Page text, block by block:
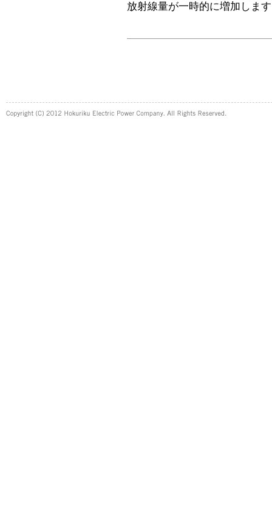
放射線量が一時的に増加しま